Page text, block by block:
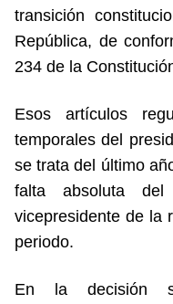
transición
República, de
234 de la
Esos artículos
temporales del
se trata del último
falta absoluta
vicepresidente de la
periodo.
En la decisión